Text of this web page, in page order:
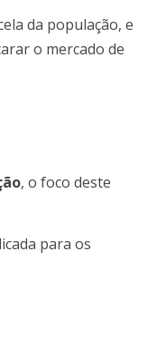
da população, e
o mercado de
, o foco deste
para os